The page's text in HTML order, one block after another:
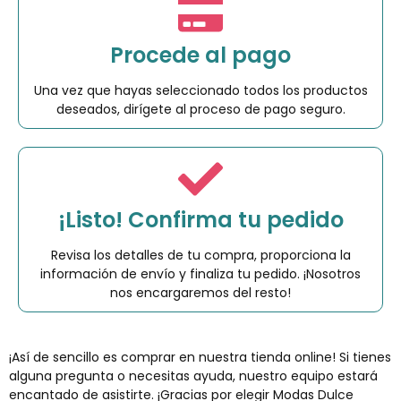
Procede al pago
Una vez que hayas seleccionado todos los productos
deseados, dirígete al proceso de pago seguro.
¡Listo! Confirma tu pedido
Revisa los detalles de tu compra, proporciona la
información de envío y finaliza tu pedido. ¡Nosotros
nos encargaremos del resto!
¡Así de sencillo es comprar en nuestra tienda online! Si tienes
alguna pregunta o necesitas ayuda, nuestro equipo estará
encantado de asistirte. ¡Gracias por elegir Modas Dulce